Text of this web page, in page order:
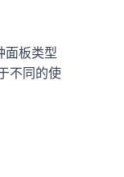
面板类型
不同的使